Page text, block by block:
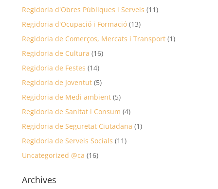
Regidoria d'Obres Públiques i Serveis (11)
Regidoria d'Ocupació i Formació(13)
Regidoria de Comerços, Mercats i Transport(1)
Regidoria de Cultura (16)
Regidoria de Festes (14)
Regidoria de Joventut(5)
Regidoria de Medi ambient(5)
Regidoria de Sanitat i Consum (4)
Regidoria de Seguretat Ciutadana (1)
Regidoria de Serveis Socials (11)
Uncategorized @ca (16)
Archives